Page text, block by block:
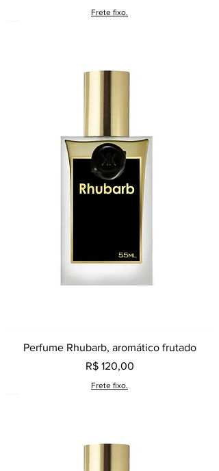
Frete fixo.
Perfume Rhubarb, aromático frutado
Preço
R$ 120,00
Frete fixo.